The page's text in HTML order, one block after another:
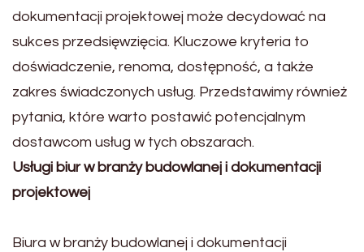
dokumentacji projektowej może decydować na
sukces przedsięwzięcia. Kluczowe kryteria to
doświadczenie, renoma, dostępność, a także
zakres świadczonych usług. Przedstawimy również
pytania, które warto postawić potencjalnym
dostawcom usług w tych obszarach.
Usługi biur w branży budowlanej i dokumentacji
projektowej
Biura w branży budowlanej i dokumentacji